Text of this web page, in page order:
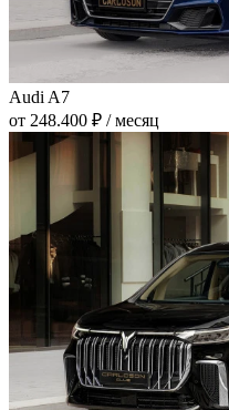
Audi A7
от 248.400 ₽ / месяц